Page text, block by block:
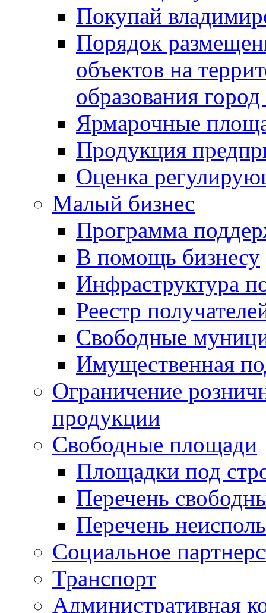
Покупай
Порядок
объектов на
образования
Ярмарочные
Продукция
Оценка
Малый бизнес
Программа
В помощь бизнесу
Инфраструктура
Реестр
Свободные
Имущественная
Ограничение
продукции
Свободные площади
Площадки под
Перечень
Перечень
Социальное
Транспорт
Административная